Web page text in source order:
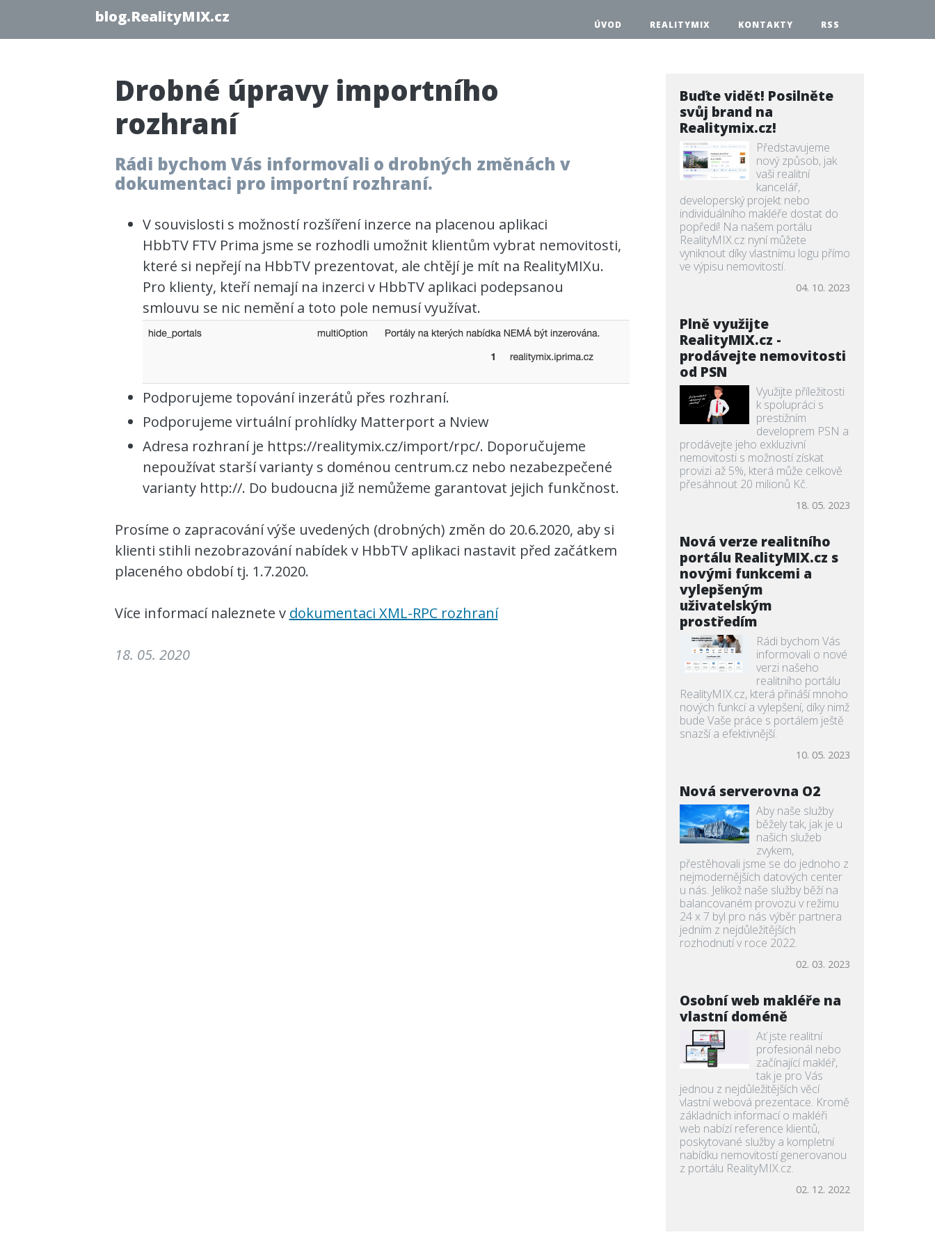
blog.RealityMIX.cz ÚVOD REALITYMIX KONTAKTY RSS
Drobné úpravy importního
rozhraní
Rádi bychom Vás informovali o drobných změnách v
dokumentaci pro importní rozhraní.
V souvislosti s možností rozšíření inzerce na placenou aplikaci
HbbTV FTV Prima jsme se rozhodli umožnit klientům vybrat nemovitosti,
které si nepřejí na HbbTV prezentovat, ale chtějí je mít na RealityMIXu.
Pro klienty, kteří nemají na inzerci v HbbTV aplikaci podepsanou
smlouvu se nic nemění a toto pole nemusí využívat.
Podporujeme topování inzerátů přes rozhraní.
Podporujeme virtuální prohlídky Matterport a Nview
Adresa rozhraní je https://realitymix.cz/import/rpc/. Doporučujeme
nepoužívat starší varianty s doménou centrum.cz nebo nezabezpečené
varianty http://. Do budoucna již nemůžeme garantovat jejich funkčnost.
Prosíme o zapracování výše uvedených (drobných) změn do 20.6.2020, aby si
klienti stihli nezobrazování nabídek v HbbTV aplikaci nastavit před začátkem
placeného období tj. 1.7.2020.
Více informací naleznete v dokumentaci XML-RPC rozhraní
18. 05. 2020
Buďte vidět! Posilněte
svůj brand na
Realitymix.cz!
Představujeme
nový způsob, jak
vaši realitní
kancelář,
developerský projekt nebo
individuálního makléře dostat do
popředí! Na našem portálu
RealityMIX.cz nyní můžete
vyniknout díky vlastnímu logu přímo
ve výpisu nemovitostí.
04. 10. 2023
Plně využijte
RealityMIX.cz -
prodávejte nemovitosti
od PSN
Využijte příležitosti
k spolupráci s
prestižním
developrem PSN a
prodávejte jeho exkluzivní
nemovitosti s možností získat
provizi až 5%, která může celkově
přesáhnout 20 milionů Kč.
18. 05. 2023
Nová verze realitního
portálu RealityMIX.cz s
novými funkcemi a
vylepšeným
uživatelským
prostředím
Rádi bychom Vás
informovali o nové
verzi našeho
realitního portálu
RealityMIX.cz, která přináší mnoho
nových funkcí a vylepšení, díky nimž
bude Vaše práce s portálem ještě
snazší a efektivnější.
10. 05. 2023
Nová serverovna O2
Aby naše služby
běžely tak, jak je u
našich služeb
zvykem,
přestěhovali jsme se do jednoho z
nejmodernějších datových center
u nás. Jelikož naše služby běží na
balancovaném provozu v režimu
24 x 7 byl pro nás výběr partnera
jedním z nejdůležitějších
rozhodnutí v roce 2022.
02. 03. 2023
Osobní web makléře na
vlastní doméně
Ať jste realitní
profesionál nebo
začínající makléř,
tak je pro Vás
jednou z nejdůležitějších věcí
vlastní webová prezentace. Kromě
základních informací o makléři
web nabízí reference klientů,
poskytované služby a kompletní
nabídku nemovitostí generovanou
z portálu RealityMIX.cz.
02. 12. 2022